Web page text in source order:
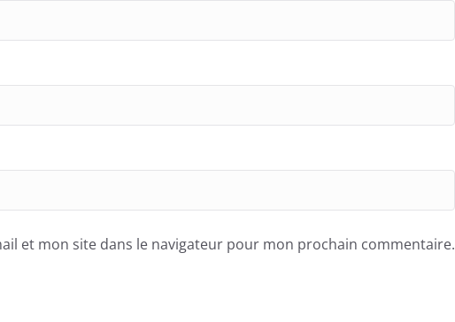
et mon site dans le navigateur pour mon prochain commentaire.